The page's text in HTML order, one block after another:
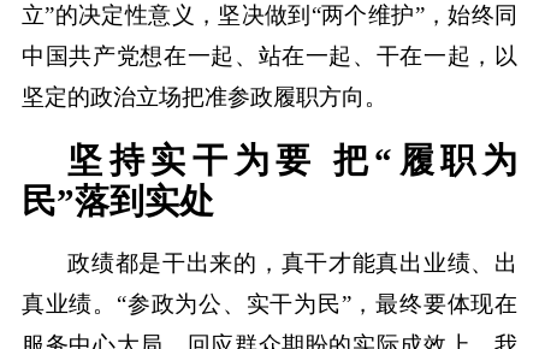
立”的决定性意义，坚决做到“两个维护”，始终同
中国共产党想在一起、站在一起、干在一起，以
坚定的政治立场把准参政履职方向。
坚持实干为要 把“履职为
民”落到实处
政绩都是干出来的，真干才能真出业绩、出
真业绩。“参政为公、实干为民”，最终要体现在